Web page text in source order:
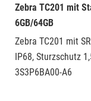
Zebra TC201 mit
6GB/64GB
Zebra TC201 mit
IP68, Sturzschutz
3S3P6BA00-A6